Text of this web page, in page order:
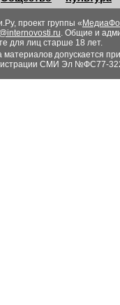
проект группы «
. Общие и
для лиц старше 18 лет.
материалов допускается
СМИ Эл №ФС77-